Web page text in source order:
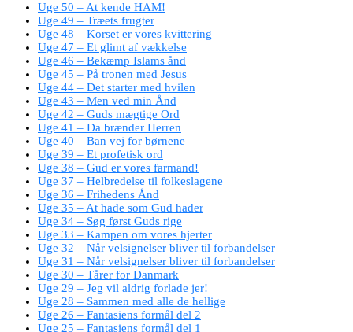
Uge 50 – At kende HAM!
Uge 49 – Træets frugter
Uge 48 – Korset er vores kvittering
Uge 47 – Et glimt af vækkelse
Uge 46 – Bekæmp Islams ånd
Uge 45 – På tronen med Jesus
Uge 44 – Det starter med hvilen
Uge 43 – Men ved min Ånd
Uge 42 – Guds mægtige Ord
Uge 41 – Da brænder Herren
Uge 40 – Ban vej for børnene
Uge 39 – Et profetisk ord
Uge 38 – Gud er vores farmand!
Uge 37 – Helbredelse til folkeslagene
Uge 36 – Frihedens Ånd
Uge 35 – At hade som Gud hader
Uge 34 – Søg først Guds rige
Uge 33 – Kampen om vores hjerter
Uge 32 – Når velsignelser bliver til forbandelser
Uge 31 – Når velsignelser bliver til forbandelser
Uge 30 – Tårer for Danmark
Uge 29 – Jeg vil aldrig forlade jer!
Uge 28 – Sammen med alle de hellige
Uge 26 – Fantasiens formål del 2
Uge 25 – Fantasiens formål del 1